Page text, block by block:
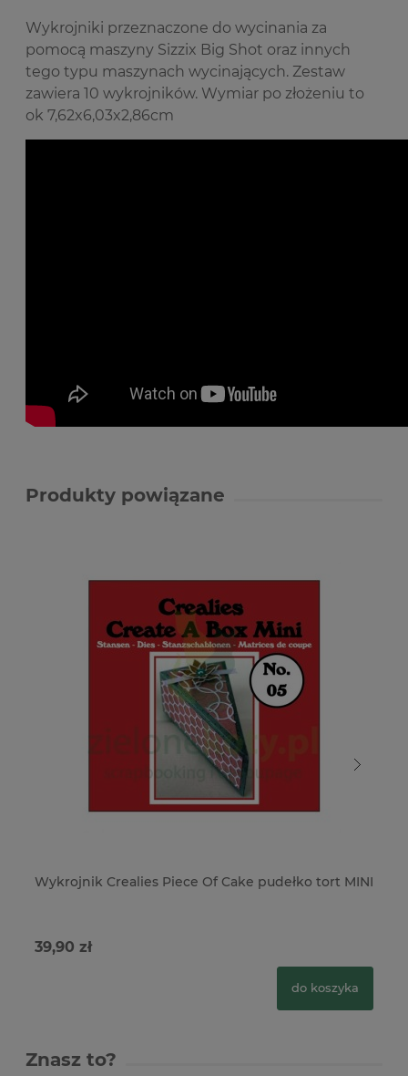
Wykrojniki przeznaczone do wycinania za
pomocą maszyny Sizzix Big Shot oraz innych
tego typu maszynach wycinających. Zestaw
zawiera 10 wykrojników. Wymiar po złożeniu to
ok 7,62x6,03x2,86cm
Produkty powiązane
Wykrojnik Crealies Piece Of Cake pudełko tort MINI
39,90 zł
do koszyka
Znasz to?